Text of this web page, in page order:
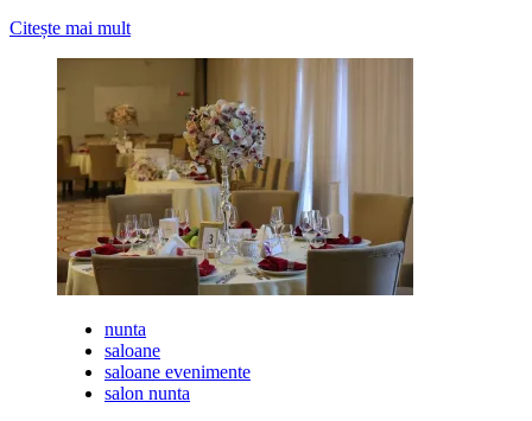
Citește mai multCitește
despre
Revelion
2020
de
Neuitat
la
Salonul
De
Marmura!
Last
Minute
nunta
saloane
saloane evenimente
salon nunta